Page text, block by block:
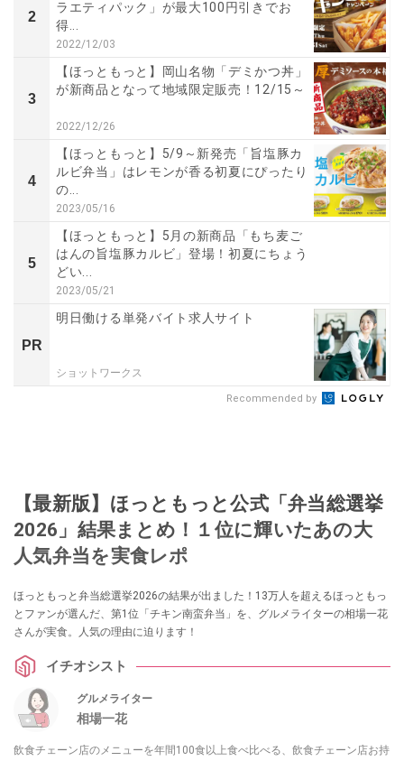
2
ラエティパック」が最大100円引きでお
得...
2022/12/03
3
【ほっともっと】岡山名物「デミかつ丼」
が新商品となって地域限定販売！12/15～
2022/12/26
4
【ほっともっと】5/9～新発売「旨塩豚カ
ルビ弁当」はレモンが香る初夏にぴったり
の...
2023/05/16
5
【ほっともっと】5月の新商品「もち麦ご
はんの旨塩豚カルビ」登場！初夏にちょう
どい...
2023/05/21
PR
明日働ける単発バイト求人サイト
ショットワークス
Recommended by
【最新版】ほっともっと公式「弁当総選挙
2026」結果まとめ！１位に輝いたあの大
人気弁当を実食レポ
ほっともっと弁当総選挙2026の結果が出ました！13万人を超えるほっともっ
とファンが選んだ、第1位「チキン南蛮弁当」を、グルメライターの相場一花
さんが実食。人気の理由に迫ります！
イチオシスト
グルメライター
相場一花
飲食チェーン店のメニューを年間100食以上食べ比べる、飲食チェーン店お持